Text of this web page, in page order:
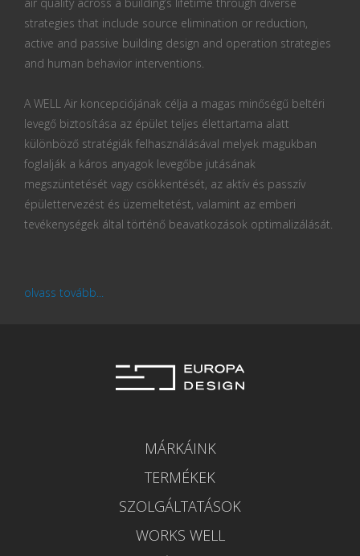
strategies that include source elimination or reduction,
active and passive building design and operation strategies
and human behavior interventions.
A WELL Air koncepciójának célja a magas minőségű beltéri
levegő biztosítása az épület teljes élettartama alatt
különböző stratégiák felhasználásával melyek magukban
foglalják a káros anyagok levegőbe jutásának
megszüntetését vagy csökkentését, az aktív és passzív
épülettervezést és üzemeltetést, valamint az emberi
tevékenységek által történő beavatkozások optimalizálását.
olvass tovább...
MÁRKÁINK
TERMÉKEK
SZOLGÁLTATÁSOK
WORKS WELL